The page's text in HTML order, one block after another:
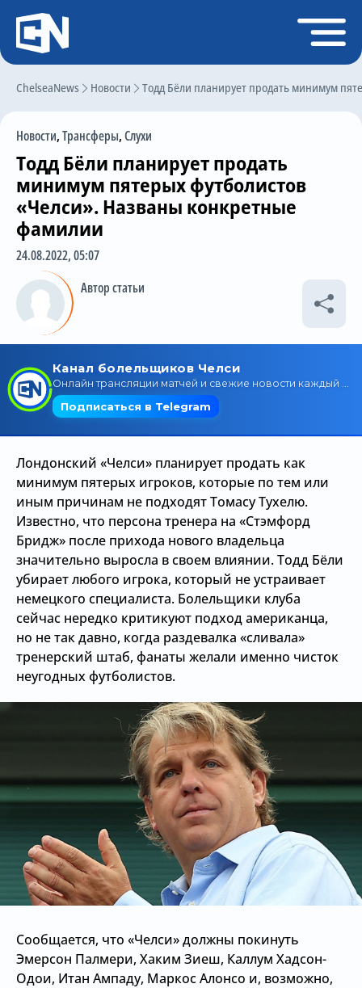
ChelseaNews Новости Тодд Бёли планирует продать минимум
Новости,Трансферы,Слухи
Тодд Бёли планирует продать
минимум пятерых футболистов
«Челси». Названы конкретные
фамилии
24.08.2022, 05:07
Автор статьи
Лондонский «Челси» планирует продать как
минимум пятерых игроков, которые по тем или
иным причинам не подходят Томасу Тухелю.
Известно, что персона тренера на «Стэмфорд
Бридж» после прихода нового владельца
значительно выросла в своем влиянии. Тодд Бёли
убирает любого игрока, который не устраивает
немецкого специалиста. Болельщики клуба
сейчас нередко критикуют подход американца,
но не так давно, когда раздевалка «сливала»
тренерский штаб, фанаты желали именно чисток
неугодных футболистов.
Сообщается, что «Челси» должны покинуть
Эмерсон Палмери, Хаким Зиеш, Каллум Хадсон-
Одои, Итан Ампаду, Маркос Алонсо и, возможно,
Регистрация
Главная
Чат
Трансферы
Слухи
История Челси
Статистика
Календарь игр
Состав команды
Поиск по сайту
Трансляции
О сайте
Контакты